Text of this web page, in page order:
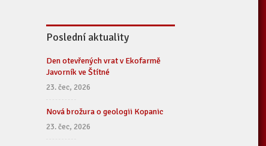
Poslední aktuality
Den otevřených vrat v Ekofarmě
Javorník ve Štítné
23. čec, 2026
Nová brožura o geologii Kopanic
23. čec, 2026